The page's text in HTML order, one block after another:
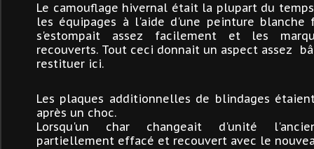
Le camouflage hivernal était la plupart du
les équipages à l'aide d'une peinture
s'estompait assez facilement et les
recouverts. Tout ceci donnait un aspect assez
restituer ici.
Les plaques additionnelles de blindages
après un choc.
Lorsqu'un char changeait d'unité
partiellement effacé et recouvert avec le